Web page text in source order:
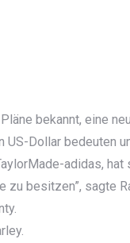
bekannt, eine
Dollar bedeuten
adidas,
zu besitzen”, sagte